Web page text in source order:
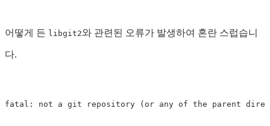
어떻게 든 libgit2와 관련된 오류가 발생하여 혼란 스럽습니
다.
fatal: not a git repository ( or any of the parent